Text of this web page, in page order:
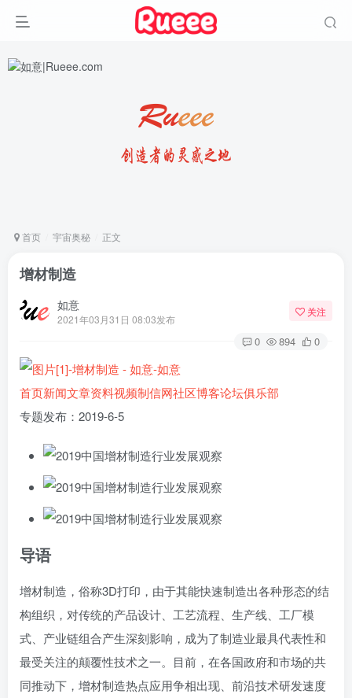
首页 宇宙奥秘 正文
增材制造
如意
2021年03月31日 08:03发布
关注
0 894 0
首页新闻文章资料视频制信网社区博客论坛俱乐部
专题发布：2019-6-5
导语
增材制造，俗称3D打印，由于其能快速制造出各种形态的结
构组织，对传统的产品设计、工艺流程、生产线、工厂模
式、产业链组合产生深刻影响，成为了制造业最具代表性和
最受关注的颠覆性技术之一。目前，在各国政府和市场的共
同推动下，增材制造热点应用争相出现、前沿技术研发速度